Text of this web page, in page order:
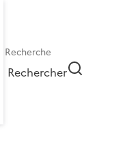
Rechercher